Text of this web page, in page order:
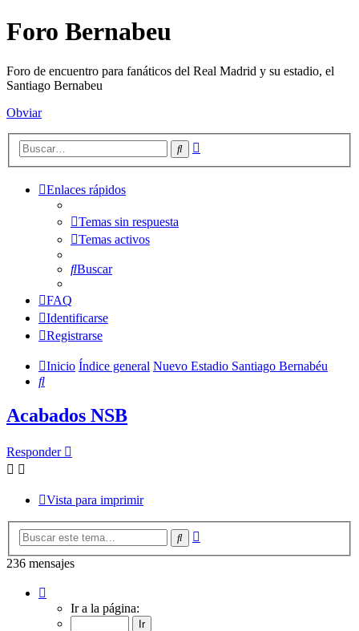
Foro Bernabeu
Foro de encuentro para fanáticos del Real Madrid y su estadio, el
Santiago Bernabeu
Obviar
Buscar
Enlaces rápidos
Temas sin respuesta
Temas activos
Buscar
FAQ
Identificarse
Registrarse
Inicio Índice general Nuevo Estadio Santiago Bernabéu
Buscar
Acabados NSB
Responder
Vista para imprimir
Buscar
236 mensajes
Ir a la página: